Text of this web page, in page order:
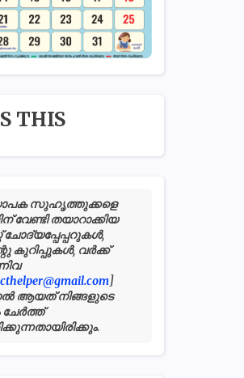
THIS
സുഹൃത്തുക്കളെ
വേണ്ടി തയാറാക്കിയ
ചോദ്യപ്പേപ്പറുകൾ,
കുറിപ്പുകൾ, വർക്ക്
]
ആയത് നിങ്ങളുടെ
ചേർത്ത്